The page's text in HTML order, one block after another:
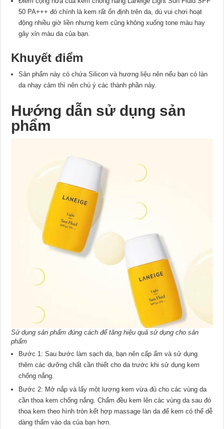
50 PA+++ đó chính là kem rất ổn định trên da, dù vui chơi hoạt
động nhiều giờ liền nhưng kem cũng không xuống tone màu hay
gây xỉn màu da của bạn.
Khuyết điểm
Sản phẩm này có chứa Silicon và hương liệu nên nếu bạn có làn
da nhạy cảm thì nên chú ý các thành phần này.
Hướng dẫn sử dụng sản
phẩm
Sử dụng sản phẩm đúng cách để tăng hiệu quả sử dụng cho sản
phẩm
Bước 1: Sau bước làm sạch da, bạn nên cấp ẩm và sử dụng
thêm các dưỡng chất cần thiết cho da trước khi sử dụng kem
chống nắng.
Bước 2: Mở nắp và lấy một lượng kem vừa đủ cho các vùng da
cần thoa kem chống nắng. Chấm đều kem lên các vùng da sau đó
thoa kem theo hình tròn kết hợp massage làn da để kem có thể dễ
dàng thấm vào da của bạn hơn.